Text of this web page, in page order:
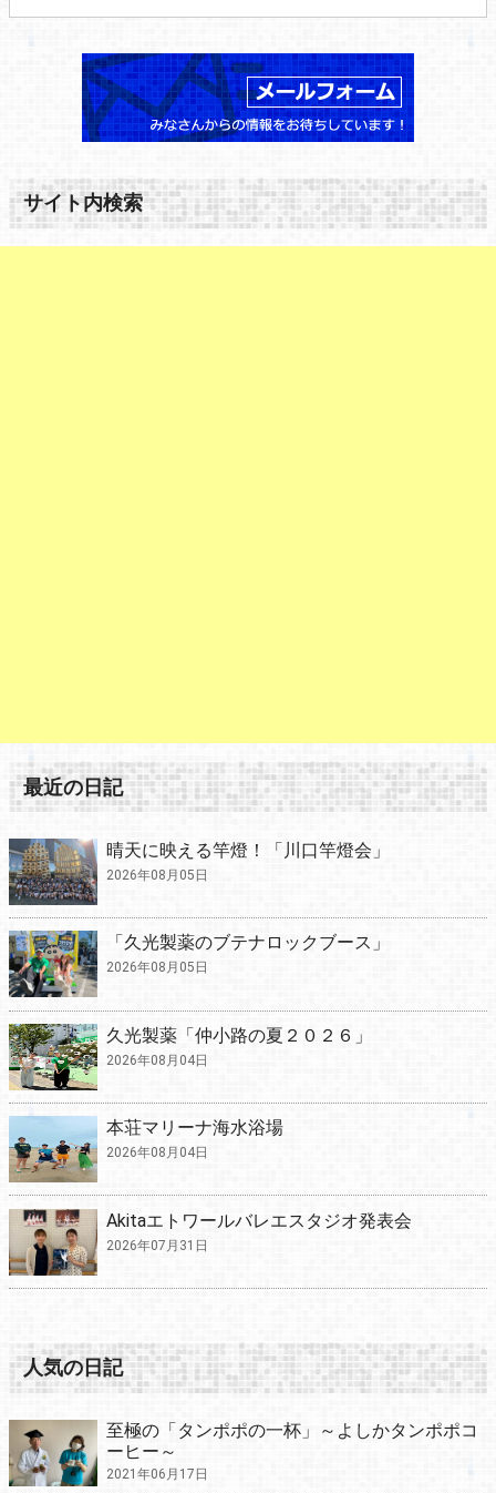
サイト内検索
最近の日記
晴天に映える竿燈！「川口竿燈会」
2026年08月05日
「久光製薬のブテナロックブース」
2026年08月05日
久光製薬「仲小路の夏２０２６」
2026年08月04日
本荘マリーナ海水浴場
2026年08月04日
Akitaエトワールバレエスタジオ発表会
2026年07月31日
人気の日記
至極の「タンポポの一杯」～よしかタンポポコ
ーヒー～
2021年06月17日